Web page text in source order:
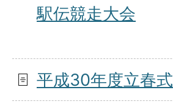
駅伝競走大会
平成30年度立春式